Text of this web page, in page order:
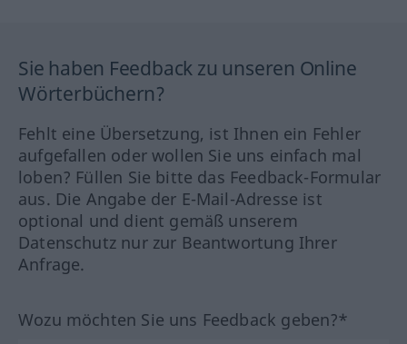
Sie haben Feedback zu unseren Online
Wörterbüchern?
Fehlt eine Übersetzung, ist Ihnen ein Fehler
aufgefallen oder wollen Sie uns einfach mal
loben? Füllen Sie bitte das Feedback-Formular
aus. Die Angabe der E-Mail-Adresse ist
optional und dient gemäß unserem
Datenschutz nur zur Beantwortung Ihrer
Anfrage.
Wozu möchten Sie uns Feedback geben?*